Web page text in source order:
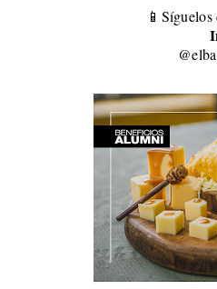
📱Síguelos